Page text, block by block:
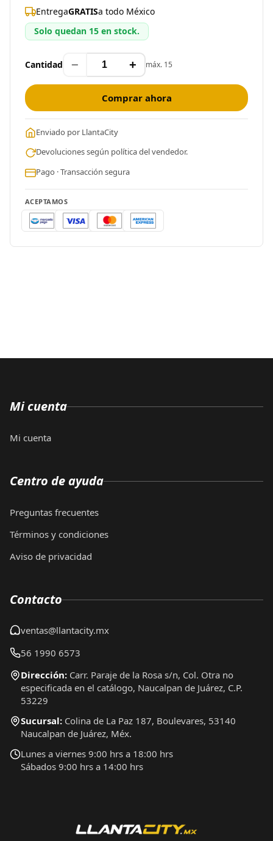
EntregaGRATISa todo México
Solo quedan 15 en stock.
Cantidad − + máx. 15
Comprar ahora
Enviado por LlantaCity
Devoluciones según política del vendedor.
Pago · Transacción segura
ACEPTAMOS
Mi cuenta
Mi cuenta
Centro de ayuda
Preguntas frecuentes
Términos y condiciones
Aviso de privacidad
Contacto
ventas@llantacity.mx
56 1990 6573
Dirección: Carr. Paraje de la Rosa s/n, Col. Otra no
especificada en el catálogo, Naucalpan de Juárez, C.P.
53229
Sucursal: Colina de La Paz 187, Boulevares, 53140
Naucalpan de Juárez, Méx.
Lunes a viernes 9:00 hrs a 18:00 hrs
Sábados 9:00 hrs a 14:00 hrs